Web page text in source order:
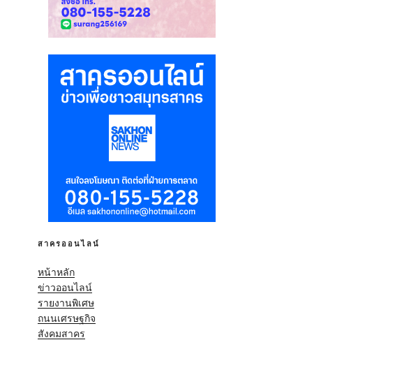
สาครออนไลน์
หน้าหลัก
ข่าวออนไลน์
รายงานพิเศษ
ถนนเศรษฐกิจ
สังคมสาคร